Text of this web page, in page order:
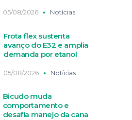
05/08/2026 Notícias
Frota flex sustenta
avanço do E32 e amplia
demanda por etanol
05/08/2026 Notícias
Bicudo muda
comportamento e
desafia manejo da cana